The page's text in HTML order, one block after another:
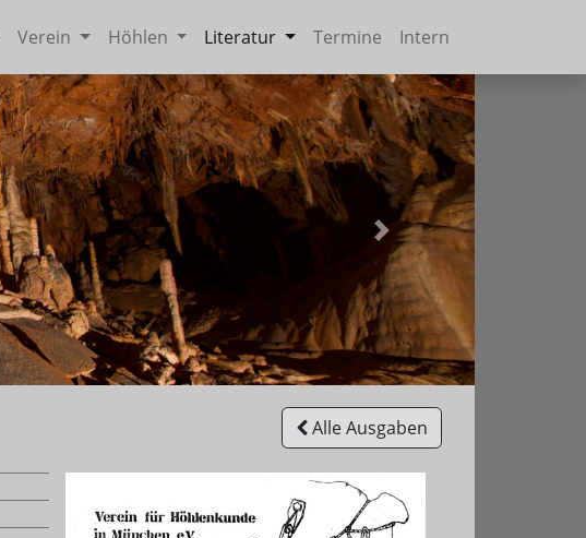
Verein Höhlen Literatur Termine Intern
Weiter
Alle Ausgaben